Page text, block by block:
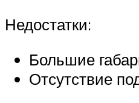
Недостатки:
Большие
Отсутствие